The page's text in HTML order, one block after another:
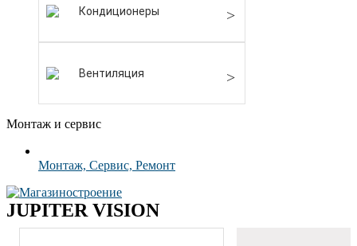
Кондиционеры
Вентиляция
Монтаж и сервис
Монтаж, Сервис, Ремонт
JUPITER VISION